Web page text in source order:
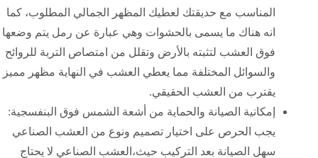
المناسب مع حديقتك لعطيك المظهر الجمالي المطلوب، كما
انه هناك ما يسمى بالحشوات وهي عبارة عن رمل يتم وضعها
فوق العشب لتثبته بالأرض وتقلل من امتصاص التربة للروائح
والسوائل المختلفة مما يعطي العشب في النهاية مظهر مميز
يقترب من العشب الحقيقي.
إمكانية الصيانة والحماية من أشعة الشمس فوق البنفسجية:
يجب الحرص على اختيار تصميم ونوع من العشب الصناعي
سهل الصيانة بعد التركيب حيث،العشب الصناعي لا يحتاج